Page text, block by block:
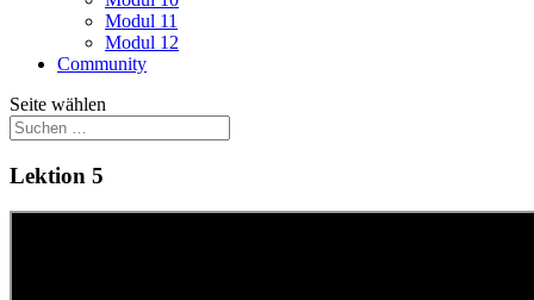
Modul 11
Modul 12
Community
Seite wählen
Lektion 5